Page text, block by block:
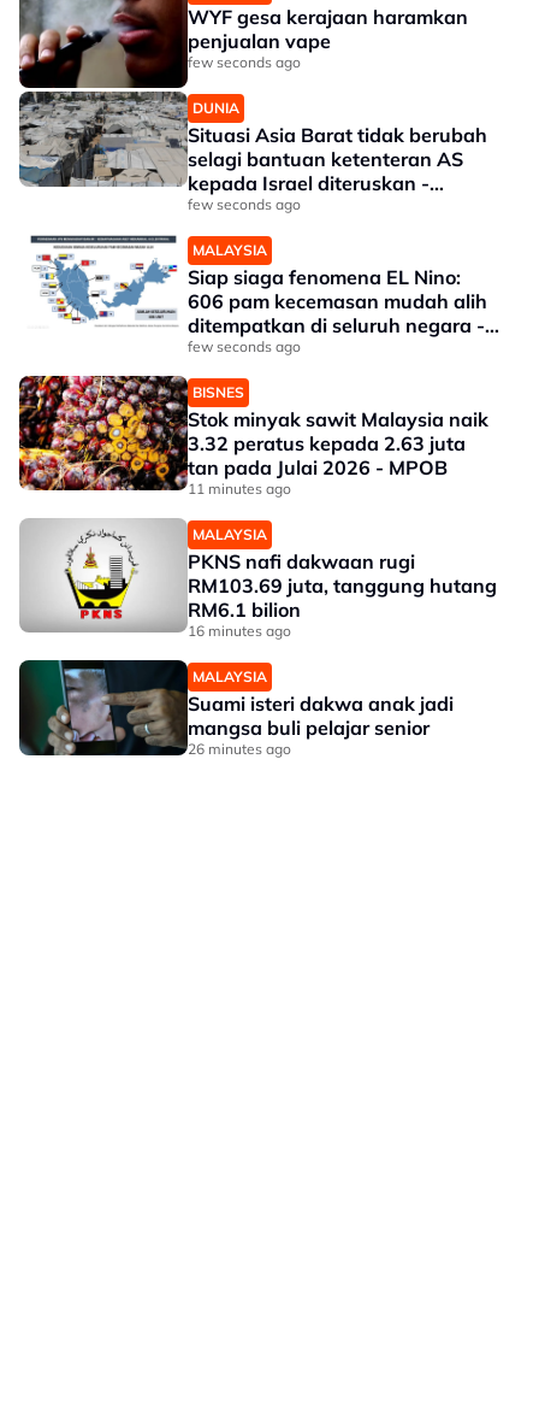
WYF gesa kerajaan haramkan
penjualan vape
few seconds ago
DUNIA
Situasi Asia Barat tidak berubah
selagi bantuan ketenteran AS
kepada Israel diteruskan -
Penganalisis
few seconds ago
MALAYSIA
Siap siaga fenomena EL Nino:
606 pam kecemasan mudah alih
ditempatkan di seluruh negara -
JPS
few seconds ago
BISNES
Stok minyak sawit Malaysia naik
3.32 peratus kepada 2.63 juta
tan pada Julai 2026 - MPOB
11 minutes ago
MALAYSIA
PKNS nafi dakwaan rugi
RM103.69 juta, tanggung hutang
RM6.1 bilion
16 minutes ago
MALAYSIA
Suami isteri dakwa anak jadi
mangsa buli pelajar senior
26 minutes ago